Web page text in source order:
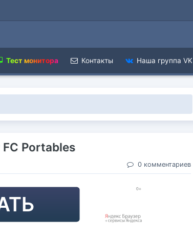
Тест монитора Контакты Наша группа VK
Portables
0 комментариев